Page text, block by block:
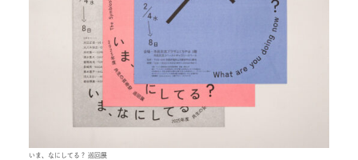
いま、なにしてる？ 巡回展